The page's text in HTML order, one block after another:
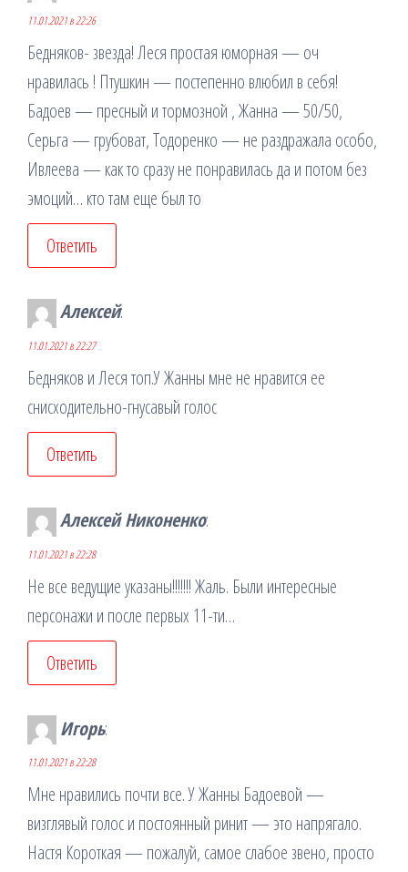
11.01.2021 в 22:26
Бедняков- звезда! Леся простая юморная — оч
нравилась ! Птушкин — постепенно влюбил в себя!
Бадоев — пресный и тормозной , Жанна — 50/50,
Серьга — грубоват, Тодоренко — не раздражала особо,
Ивлеева — как то сразу не понравилась да и потом без
эмоций… кто там еще был то
Ответить
Алексей:
11.01.2021 в 22:27
Бедняков и Леся топ.У Жанны мне не нравится ее
снисходительно-гнусавый голос
Ответить
Алексей Никоненко:
11.01.2021 в 22:28
Не все ведущие указаны!!!!!!! Жаль. Были интересные
персонажи и после первых 11-ти…
Ответить
Игорь:
11.01.2021 в 22:28
Мне нравились почти все. У Жанны Бадоевой —
визглявый голос и постоянный ринит — это напрягало.
Настя Короткая — пожалуй, самое слабое звено, просто